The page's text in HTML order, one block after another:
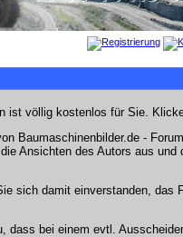
ist völlig kostenlos für Sie.
Baumaschinenbilder.de -
Ansichten des Autors aus
sich damit einverstanden,
dass bei einem evtl.